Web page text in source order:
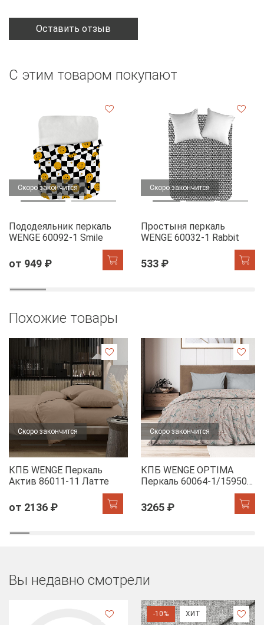
Оставить отзыв
С этим товаром покупают
Скоро закончится
Пододеяльник перкаль
WENGE 60092-1 Smile
от 949 ₽
Скоро закончится
Простыня перкаль
WENGE 60032-1 Rabbit
533 ₽
Похожие товары
Скоро закончится
КПБ WENGE Перкаль
Актив 86011-11 Латте
от 2136 ₽
Скоро закончится
КПБ WENGE OPTIMA
Перкаль 60064-1/15950-
3265 ₽
Вы недавно смотрели
-10% ХИТ